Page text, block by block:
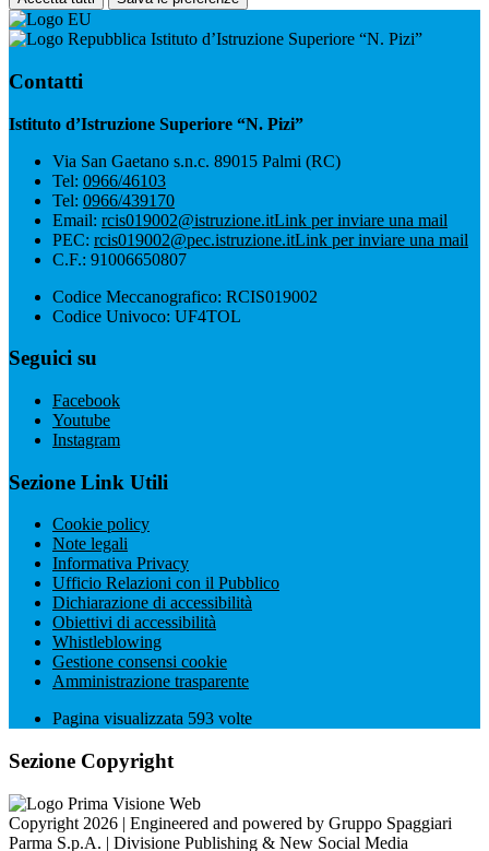
Istituto d’Istruzione Superiore “N. Pizi”
Contatti
Istituto d’Istruzione Superiore “N. Pizi”
Via San Gaetano s.n.c. 89015 Palmi (RC)
Tel: 0966/46103
Tel: 0966/439170
Email: rcis019002@istruzione.itLink per inviare una mail
PEC: rcis019002@pec.istruzione.itLink per inviare una mail
C.F.: 91006650807
Codice Meccanografico: RCIS019002
Codice Univoco: UF4TOL
Seguici su
Facebook
Youtube
Instagram
Sezione Link Utili
Cookie policy
Note legali
Informativa Privacy
Ufficio Relazioni con il Pubblico
Dichiarazione di accessibilità
Obiettivi di accessibilità
Whistleblowing
Gestione consensi cookie
Amministrazione trasparente
Pagina visualizzata 593 volte
Sezione Copyright
Copyright 2026 | Engineered and powered by Gruppo Spaggiari
Parma S.p.A. | Divisione Publishing & New Social Media